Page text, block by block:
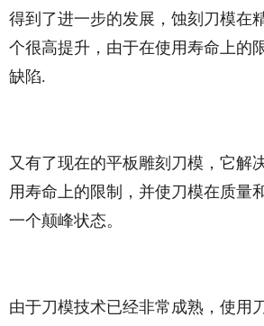
得到了进一步的发展，蚀刻刀模在
个很高提升，由于在使用寿命上的
缺陷.
又有了现在的平板雕刻刀模，它解
用寿命上的限制，并使刀模在质量
一个颠峰状态。
由于刀模技术已经非常成熟，使用